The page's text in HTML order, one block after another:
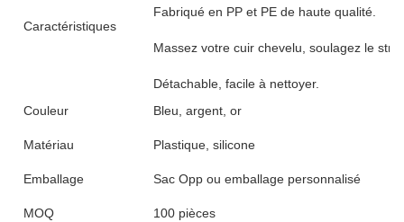
Caractéristiques
Fabriqué en PP et PE de haute qualité.
Massez votre cuir chevelu, soulagez le
Détachable, facile à nettoyer.
Couleur
Bleu, argent, or
Matériau Plastique, silicone
Emballage Sac Opp ou emballage personnalisé
MOQ 100 pièces